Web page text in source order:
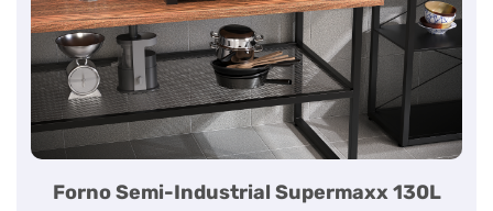
Forno Semi-Industrial Supermaxx 130L